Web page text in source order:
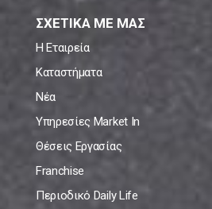
ΣΧΕΤΙΚΑ ΜΕ ΜΑΣ
Η Εταιρεία
Καταστήματα
Νέα
Υπηρεσίες Market In
Θέσεις Εργασίας
Franchise
Περιοδικό Daily Life